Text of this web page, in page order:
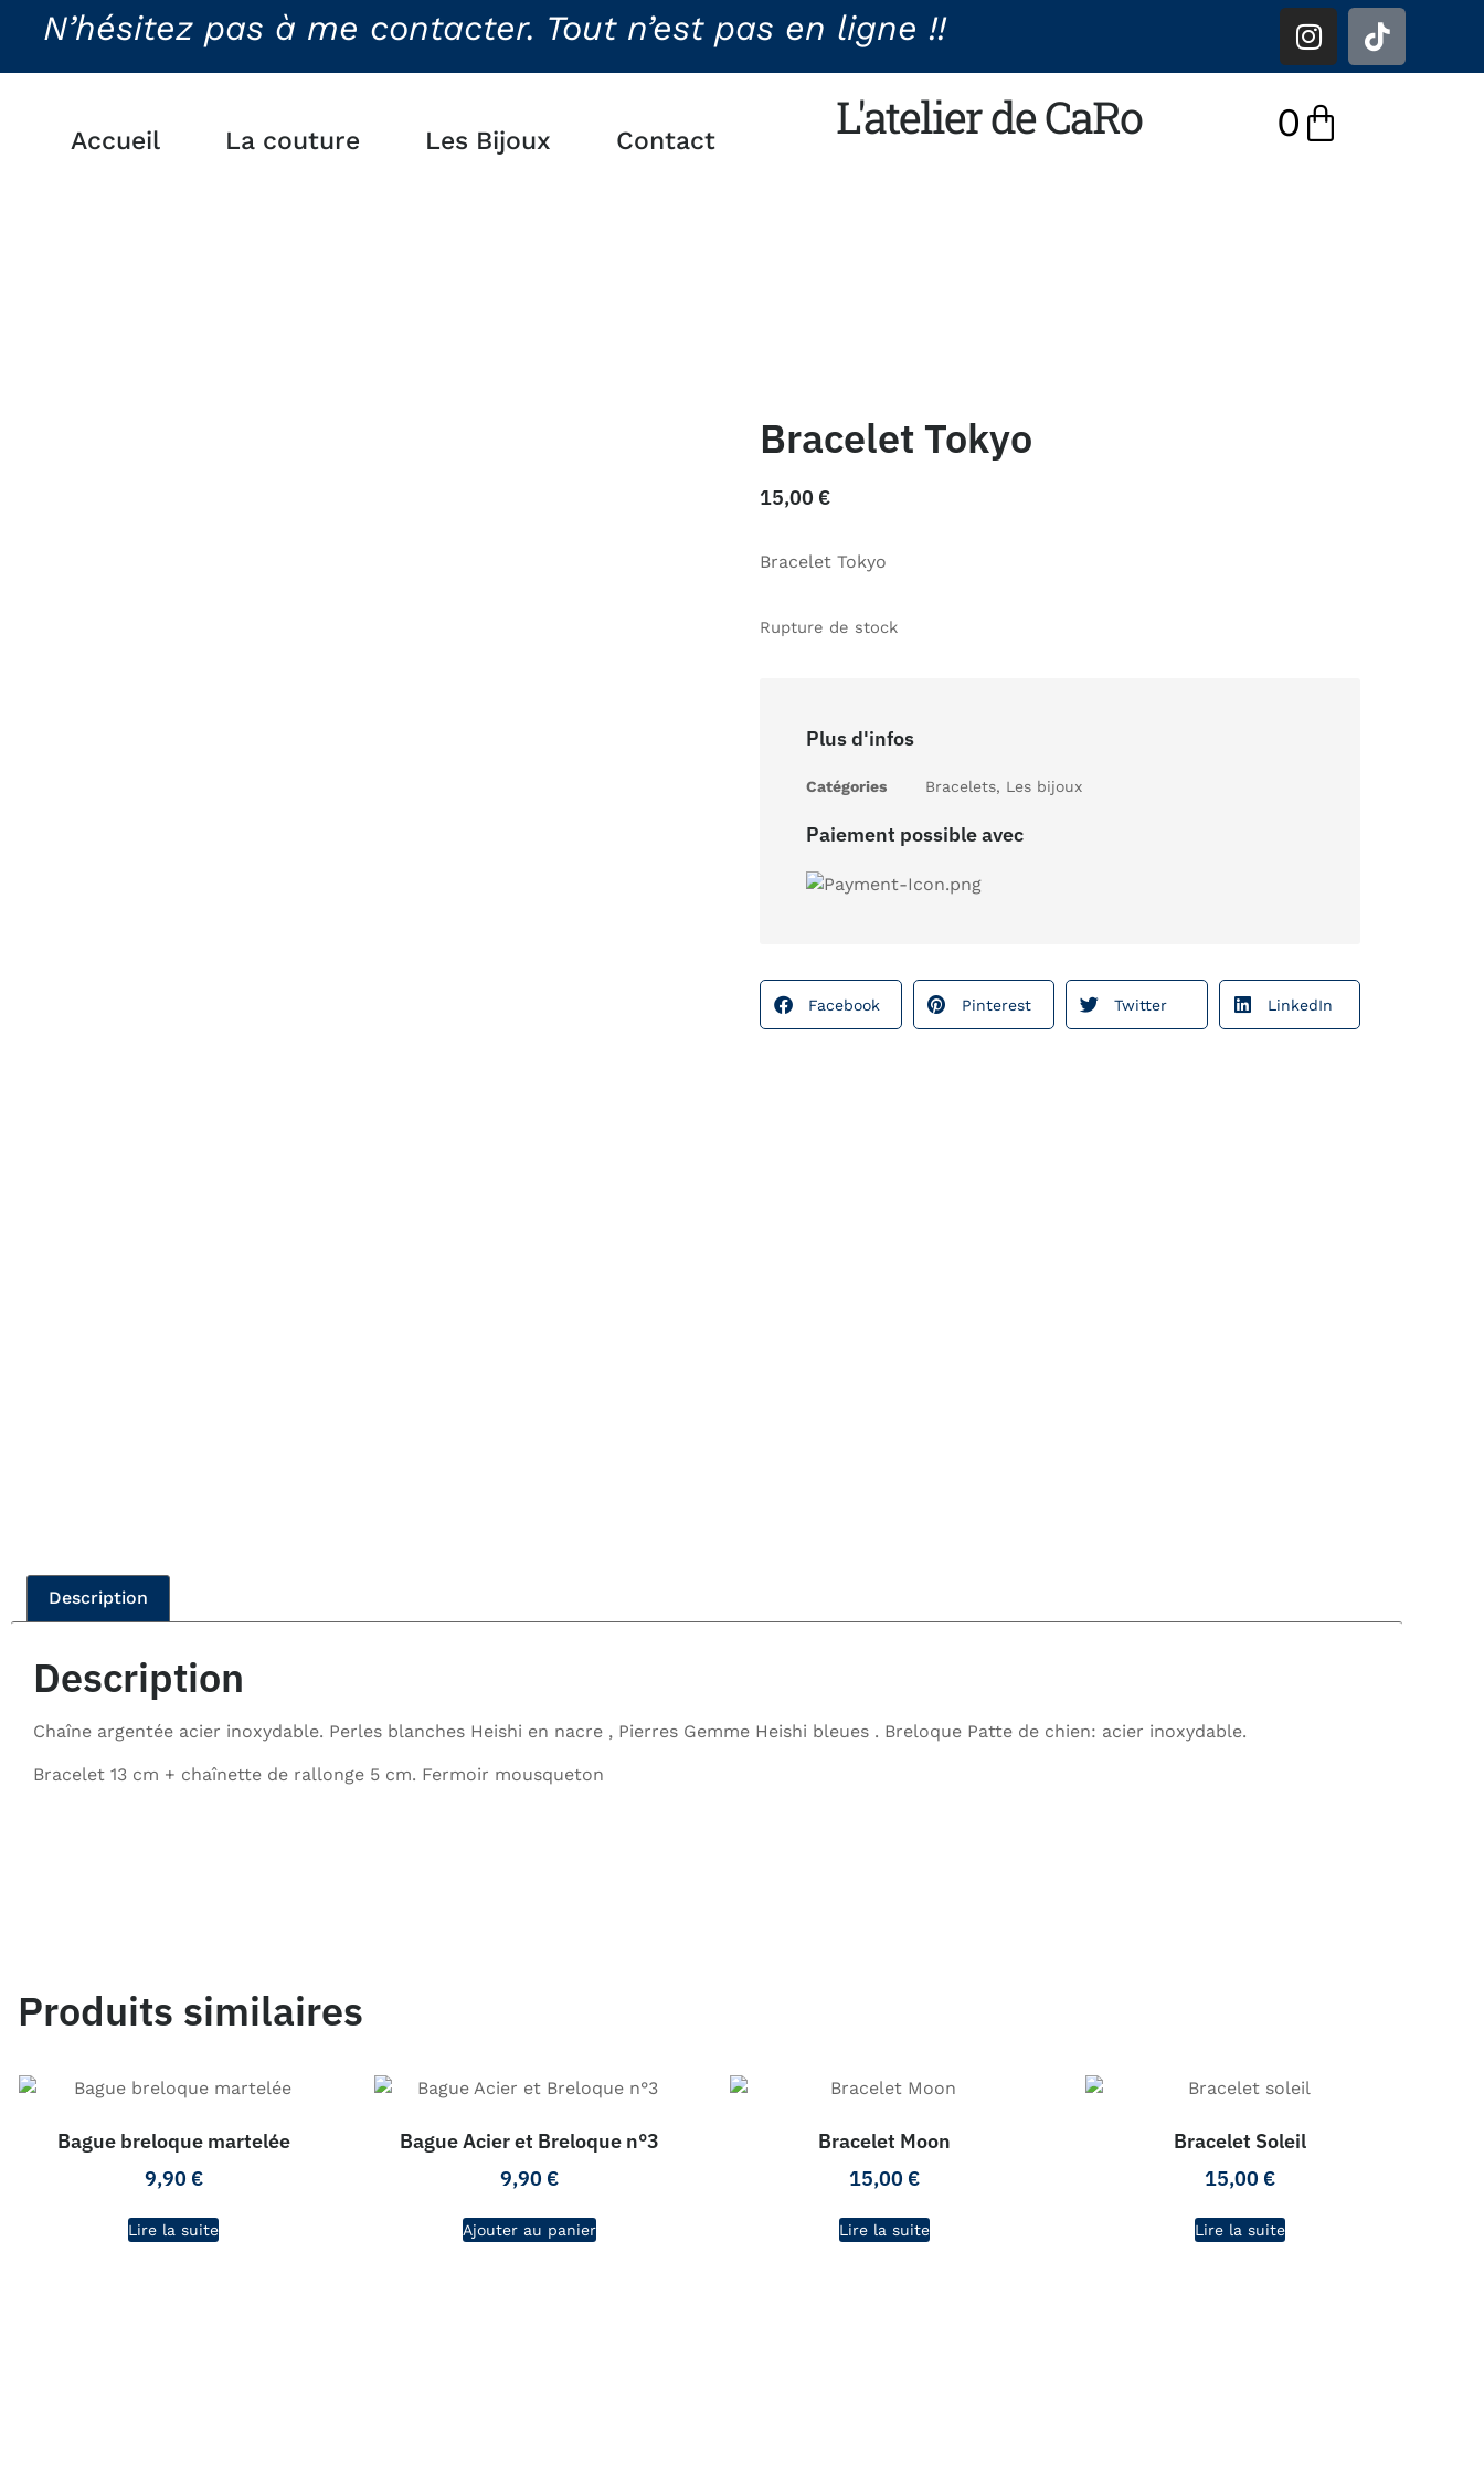
N’hésitez pas à me contacter. Tout n’est pas en ligne !!
Accueil La couture Les Bijoux Contact L'atelier de CaRo 0
Bracelet Tokyo
15,00 €
Bracelet Tokyo
Rupture de stock
Plus d'infos
Catégories Bracelets, Les bijoux
Paiement possible avec
Facebook Pinterest Twitter LinkedIn
Description
Description
Chaîne argentée acier inoxydable. Perles blanches Heishi en nacre , Pierres Gemme Heishi bleues . Breloque Patte de chien: acier inoxydable.
Bracelet 13 cm + chaînette de rallonge 5 cm. Fermoir mousqueton
Produits similaires
Bague breloque martelée
9,90 €
Lire la suite
Bague Acier et Breloque n°3
9,90 €
Ajouter au panier
Bracelet Moon
15,00 €
Lire la suite
Bracelet Soleil
15,00 €
Lire la suite